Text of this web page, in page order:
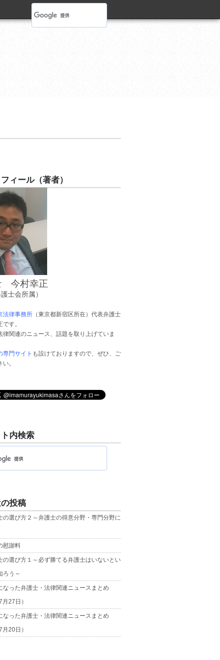
ィール（著者）
今村幸正
護士会所属）
法律事務所 （東京都新宿区所在）代表弁護士
す。
律関連のニュース、話題を取り上げていま
専門サイト も設けておりますので、ぜひ、ご
。
内検索
投稿
の選び方２～弁護士の得意分野・専門分野に
慰謝料
の選び方１～必ず勝てる弁護士はいないとい
ろう～
なった弁護士・法律関連ニュースまとめ
月27日）
なった弁護士・法律関連ニュースまとめ
月20日）